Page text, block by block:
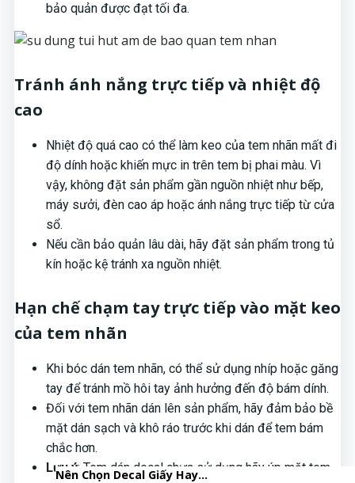
bảo quản được đạt tối đa.
Tránh ánh nắng trực tiếp và nhiệt độ
cao
Nhiệt độ quá cao có thể làm keo của tem nhãn mất đi
độ dính hoặc khiến mực in trên tem bị phai màu. Vì
vậy, không đặt sản phẩm gần nguồn nhiệt như bếp,
máy sưởi, đèn cao áp hoặc ánh nắng trực tiếp từ cửa
sổ.
Nếu cần bảo quản lâu dài, hãy đặt sản phẩm trong tủ
kín hoặc kệ tránh xa nguồn nhiệt.
Hạn chế chạm tay trực tiếp vào mặt keo
của tem nhãn
Khi bóc dán tem nhãn, có thể sử dụng nhíp hoặc găng
tay để tránh mồ hôi tay ảnh hưởng đến độ bám dính.
Đối với tem nhãn dán lên sản phẩm, hãy đảm bảo bề
mặt dán sạch và khô ráo trước khi dán để tem bám
chắc hơn.
Lưu ý: Tem dán decal chưa sử dụng hãy úp mặt tem
Tưởng Nhớ Tổng Bí Thư…
In Logo Dán Thủy Tinh, Gốm…
Top 10+ Mẫu Tem Trà Sữa Đẹp…
In Tem Nhãn Decal Dán Giá…
Top 5 Kiểu Tem Decal Được…
Nên Chọn Decal Giấy Hay…